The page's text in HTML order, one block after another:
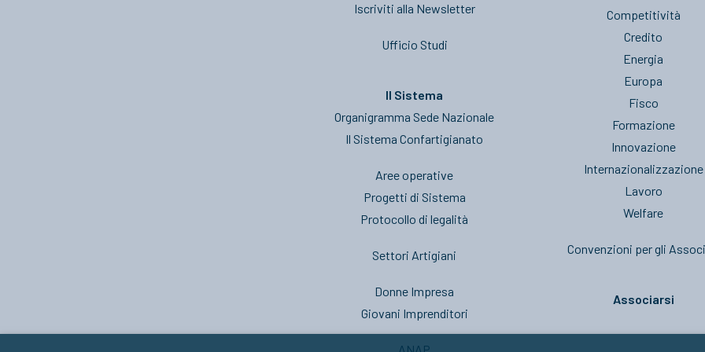
Iscriviti alla Newsletter
Ufficio Studi
Il Sistema
Organigramma Sede Nazionale
Il Sistema Confartigianato
Aree operative
Progetti di Sistema
Protocollo di legalità
Settori Artigiani
Donne Impresa
Giovani Imprenditori
Competitività
Credito
Energia
Europa
Fisco
Formazione
Innovazione
Internazionalizzazione
Lavoro
Welfare
Convenzioni per gli
Associarsi